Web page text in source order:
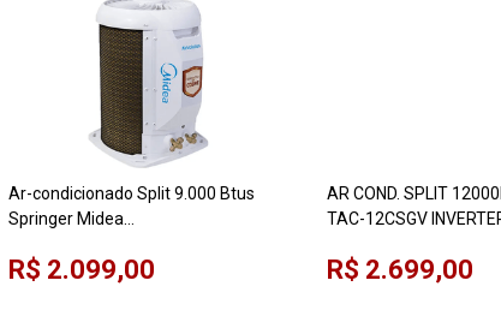
Ar-condicionado Split 9.000 Btus
Springer Midea
Airvolution Lite Inverter Branco 220V
R$ 2.099,00
AR COND. SPLIT
TAC-12CSGV
R$ 2.699,00